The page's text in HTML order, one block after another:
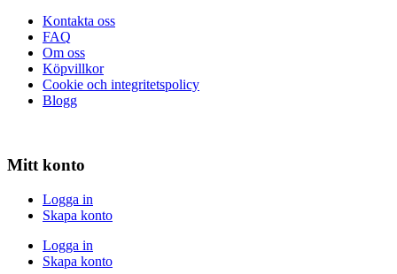
Kontakta oss
FAQ
Om oss
Köpvillkor
Cookie och integritetspolicy
Blogg
Mitt konto
Logga in
Skapa konto
Logga in
Skapa konto